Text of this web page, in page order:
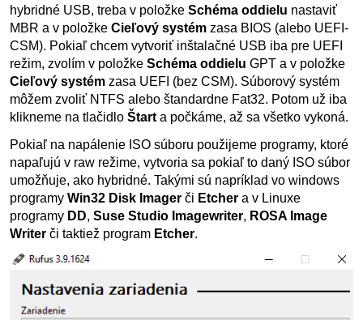
hybridné USB, treba v položke Schéma oddielu nastaviť
MBR a v položke Cieľový systém zasa BIOS (alebo UEFI-
CSM). Pokiaľ chcem vytvoriť inštalačné USB iba pre UEFI
režim, zvolím v položke Schéma oddielu GPT a v položke
Cieľový systém zasa UEFI (bez CSM). Súborový systém
môžem zvoliť NTFS alebo štandardne Fat32. Potom už iba
klikneme na tlačidlo Štart a počkáme, až sa všetko vykoná.
Pokiaľ na napálenie ISO súboru použijeme programy, ktoré
napaľujú v raw režime, vytvoria sa pokiaľ to daný ISO súbor
umožňuje, ako hybridné. Takými sú napríklad vo windows
programy Win32 Disk Imager či Etcher a v Linuxe
programy DD, Suse Studio Imagewriter, ROSA Image
Writer či taktiež program Etcher.